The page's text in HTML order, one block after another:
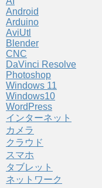
Android
Arduino
AviUtl
Blender
CNC
DaVinci Resolve
Photoshop
Windows 11
Windows10
WordPress
インターネット
カメラ
クラウド
スマホ
タブレット
ネットワーク